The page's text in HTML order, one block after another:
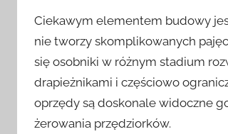
Ciekawym elementem budowy
nie tworzy skomplikowanych
się osobniki w różnym stadium
drapieżnikami i częściowo
oprzędy są doskonale widoczne
żerowania przędziorków.